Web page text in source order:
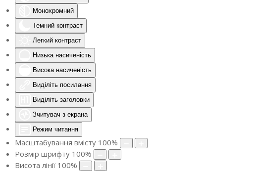
Монохромний
Темний контраст
Легкий контраст
Низька насиченість
Висока насиченість
Виділіть посилання
Виділіть заголовки
Зчитувач з екрана
Режим читання
Масштабування вмісту 100%
Розмір шрифту 100%
Висота лінії 100%